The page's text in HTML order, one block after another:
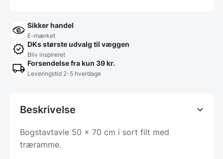
Sikker handel
E-mærket
DKs største udvalg til væggen
Bliv inspireret
Forsendelse fra kun 39 kr.
Leveringstid 2-5 hverdage
Beskrivelse
Bogstavtavle 50 x 70 cm i sort filt med
træramme.